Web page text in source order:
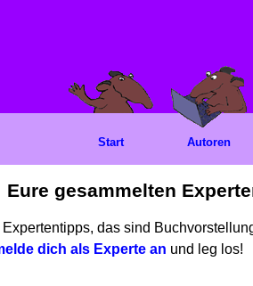
Eure gesammelten
das sind
dich als Experte an und leg los!
Start Autoren